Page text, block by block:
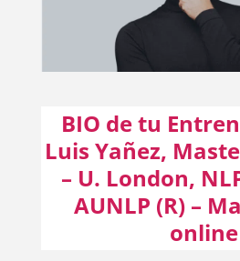
BIO de tu
Luis Yañez,
– U. London,
AUNLP (R) –
online